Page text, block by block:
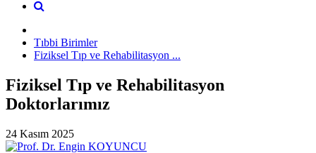
Tıbbi Birimler
Fiziksel Tıp ve Rehabilitasyon ...
Fiziksel Tıp ve Rehabilitasyon
Doktorlarımız
24 Kasım 2025